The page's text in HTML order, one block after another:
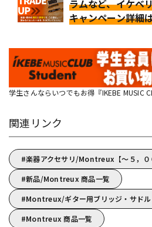
ラムなど、イケベ
キャンペーン詳細
学生さんならいつでもお得『IKEBE MUSIC
関連リンク
楽器アクセサリ/Montreux【～５，０
新品/Montreux 商品一覧
Montreux/ギター用ブリッジ・サドル
Montreux 商品一覧